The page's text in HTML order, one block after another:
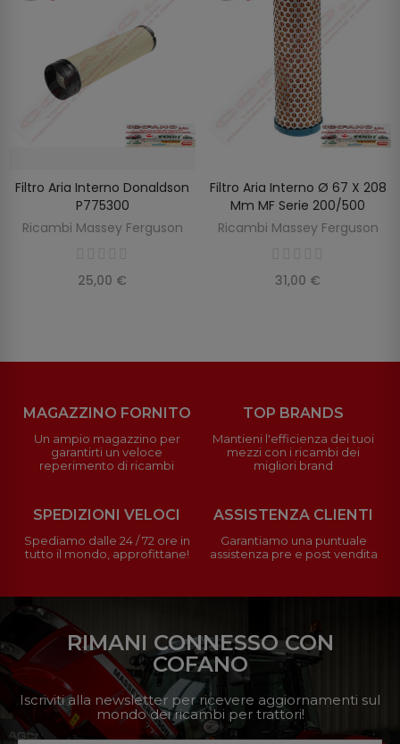
AGGIUNGI AL CARRELLO
Filtro Aria Interno Donaldson
P775300
Ricambi Massey Ferguson
25,00 €
SCOPRIRE
Filtro Aria Interno Ø 67 X 208
Mm MF Serie 200/500
Ricambi Massey Ferguson
31,00 €
MAGAZZINO FORNITO
Un ampio magazzino per
garantirti un veloce
reperimento di ricambi
TOP BRANDS
Mantieni l'efficienza dei tuoi
mezzi con i ricambi dei
migliori brand
SPEDIZIONI VELOCI
Spediamo dalle 24 / 72 ore in
tutto il mondo, approfittane!
ASSISTENZA CLIENTI
Garantiamo una puntuale
assistenza pre e post vendita
RIMANI CONNESSO CON
COFANO
Iscriviti alla newsletter per ricevere aggiornamenti sul
mondo dei ricambi per trattori!